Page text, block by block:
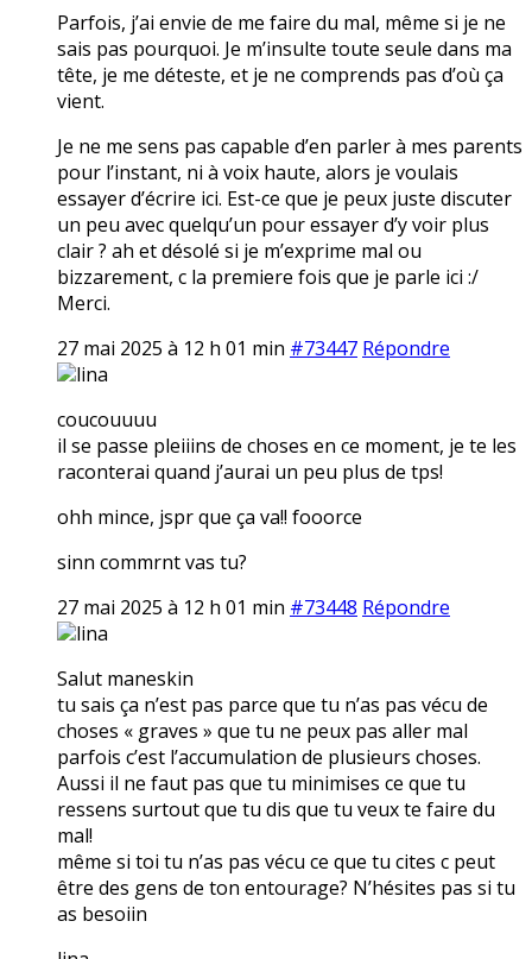
Parfois, j’ai envie de me faire du mal, même si je ne
sais pas pourquoi. Je m’insulte toute seule dans ma
tête, je me déteste, et je ne comprends pas d’où ça
vient.
Je ne me sens pas capable d’en parler à mes parents
pour l’instant, ni à voix haute, alors je voulais
essayer d’écrire ici. Est-ce que je peux juste discuter
un peu avec quelqu’un pour essayer d’y voir plus
clair ? ah et désolé si je m’exprime mal ou
bizzarement, c la premiere fois que je parle ici :/
Merci.
27 mai 2025 à 12 h 01 min #73447 Répondre
lina
coucouuuu
il se passe pleiiins de choses en ce moment, je te les
raconterai quand j’aurai un peu plus de tps!
ohh mince, jspr que ça va!! fooorce
sinn commrnt vas tu?
27 mai 2025 à 12 h 01 min #73448 Répondre
lina
Salut maneskin
tu sais ça n’est pas parce que tu n’as pas vécu de
choses « graves » que tu ne peux pas aller mal
parfois c’est l’accumulation de plusieurs choses.
Aussi il ne faut pas que tu minimises ce que tu
ressens surtout que tu dis que tu veux te faire du
mal!
même si toi tu n’as pas vécu ce que tu cites c peut
être des gens de ton entourage? N’hésites pas si tu
as besoiin